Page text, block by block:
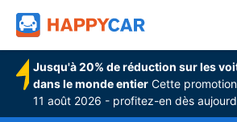
Jusqu'à 20% de réduction sur les
dans le monde entier Cette
11 août 2026 - profitez-en dès